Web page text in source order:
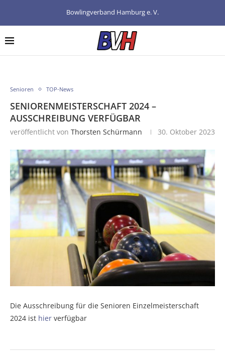
Bowlingverband Hamburg e. V.
Senioren TOP-News
SENIORENMEISTERSCHAFT 2024 –
AUSSCHREIBUNG VERFÜGBAR
veröffentlicht von Thorsten Schürmann 30. Oktober 2023
Die Ausschreibung für die Senioren Einzelmeisterschaft
2024 ist hier verfügbar